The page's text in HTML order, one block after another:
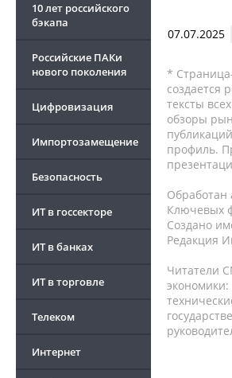
10 лет российского
бэкапа
Российские ПАКи
нового поколения
Цифровизация
Импортозамещение
Безопасность
ИТ в госсекторе
ИТ в банках
ИТ в торговле
Телеком
Интернет
07.07.2025
*
создается
тексты
обзоры
профиль.
Обработан
Ключевых
Создано
Редакция
Читатели